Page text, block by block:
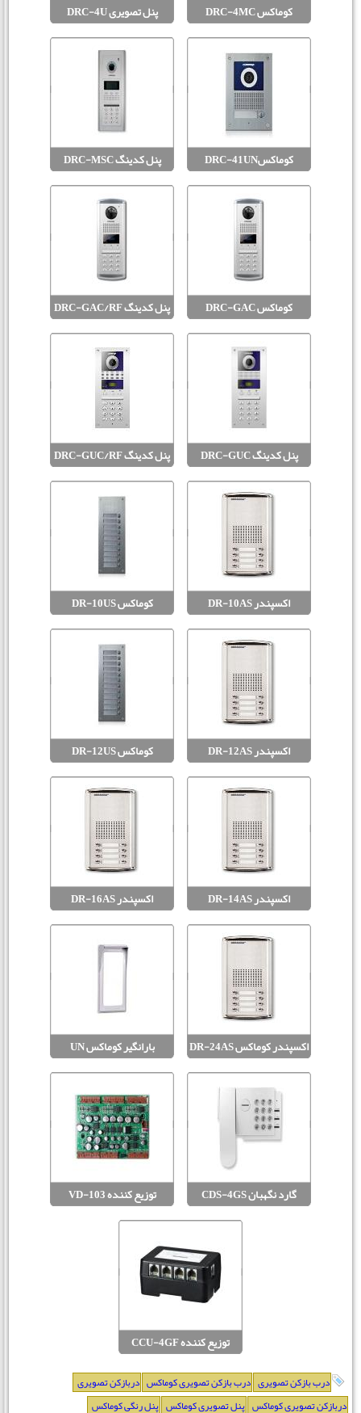
کوماکس DRC-4MC پنل تصویری DRC-4U
کوماکسDRC-41UN پنل کدینگ DRC-MSC
کوماکس DRC-GAC پنل کدینگ DRC-GAC/RF
پنل کدینگ DRC-GUC پنل کدینگ DRC-GUC/RF
اکسپندر DR-10AS کوماکس DR-10US
اکسپندر DR-12AS کوماکس DR-12US
اکسپندر DR-14AS اکسپندر DR-16AS
اکسپندر کوماکس DR-24AS بارانگیر کوماکس UN
گارد نگهبان CDS-4GS توزیع کننده VD-103
توزیع کننده CCU-4GF
درب بازکن تصویری درب بازکن تصویری کوماکس دربازکن تصویری
دربازکن تصویری کوماکس پنل تصویری کوماکس پنل رنگی کوماکس